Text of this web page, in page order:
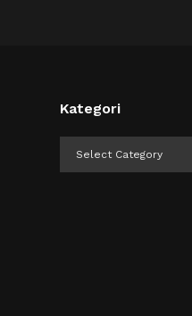
Kategori